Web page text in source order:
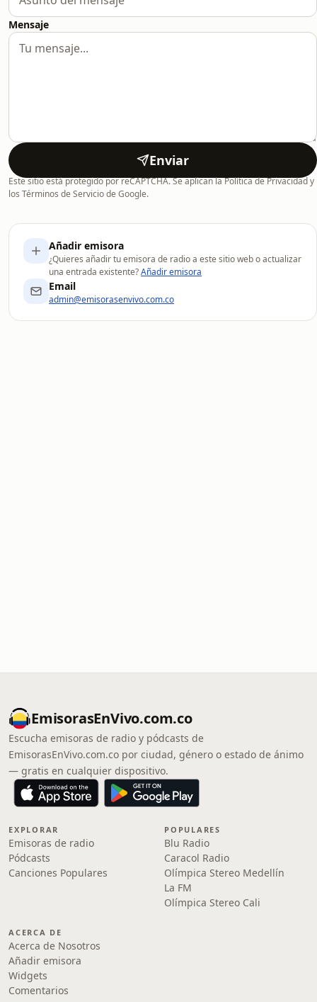
Mensaje
Enviar
Este sitio está protegido por reCAPTCHA. Se aplican la Política de Privacidad y
los Términos de Servicio de Google.
Añadir emisora
¿Quieres añadir tu emisora de radio a este sitio web o actualizar
una entrada existente?Añadir emisora
Email
admin@emisorasenvivo.com.co
EmisorasEnVivo.com.co
Escucha emisoras de radio y pódcasts de
EmisorasEnVivo.com.co por ciudad, género o estado de ánimo
— gratis en cualquier dispositivo.
EXPLORAR
Emisoras de radio
Pódcasts
Canciones Populares
POPULARES
Blu Radio
Caracol Radio
Olímpica Stereo Medellín
La FM
Olímpica Stereo Cali
ACERCA DE
Acerca de Nosotros
Añadir emisora
Widgets
Comentarios